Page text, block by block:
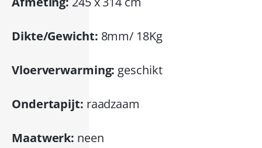
Dikte/Gewicht: 8mm/ 18Kg
Vloerverwarming: geschikt
Ondertapijt: raadzaam
Maatwerk: neen